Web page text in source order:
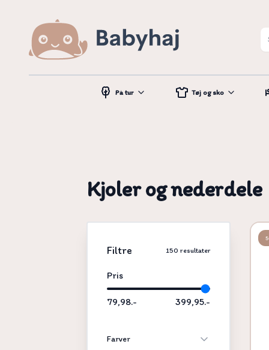
På tur Tøj og sko
Kjoler og nederdele
Filtre 150 resultater
Pris
79,98.- 399,95.-
Farver